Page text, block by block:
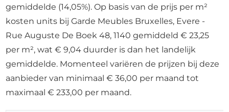
gemiddelde (14,05%). Op basis van de prijs per m²
kosten units bij Garde Meubles Bruxelles, Evere -
Rue Auguste De Boek 48, 1140 gemiddeld € 23,25
per m², wat € 9,04 duurder is dan het landelijk
gemiddelde. Momenteel variëren de prijzen bij deze
aanbieder van minimaal € 36,00 per maand tot
maximaal € 233,00 per maand.